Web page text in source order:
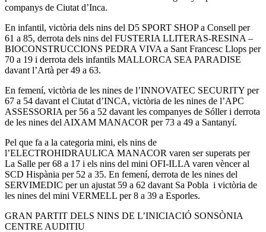
companys de Ciutat d’Inca.
En infantil, victòria dels nins del D5 SPORT SHOP a Consell per
61 a 85, derrota dels nins del FUSTERIA LLITERAS-RESINA –
BIOCONSTRUCCIONS PEDRA VIVA a Sant Francesc Llops per
70 a 19 i derrota dels infantils MALLORCA SEA PARADISE
davant l’Artà per 49 a 63.
En femení, victòria de les nines de l’INNOVATEC SECURITY per
67 a 54 davant el Ciutat d’INCA, victòria de les nines de l’APC
ASSESSORIA per 56 a 52 davant les companyes de Sóller i derrota
de les nines del AIXAM MANACOR per 73 a 49 a Santanyí.
Pel que fa a la categoria mini, els nins de
l’ELECTROHIDRAULICA MANACOR varen ser superats per
La Salle per 68 a 17 i els nins del mini OFI-ILLA varen vèncer al
SCD Hispània per 52 a 35. En femení, derrota de les nines del
SERVIMEDIC per un ajustat 59 a 62 davant Sa Pobla i victòria de
les nines del mini VERMELL per 8 a 39 a Esporles.
GRAN PARTIT DELS NINS DE L’INICIACIÓ SONSÒNIA
CENTRE AUDITIU